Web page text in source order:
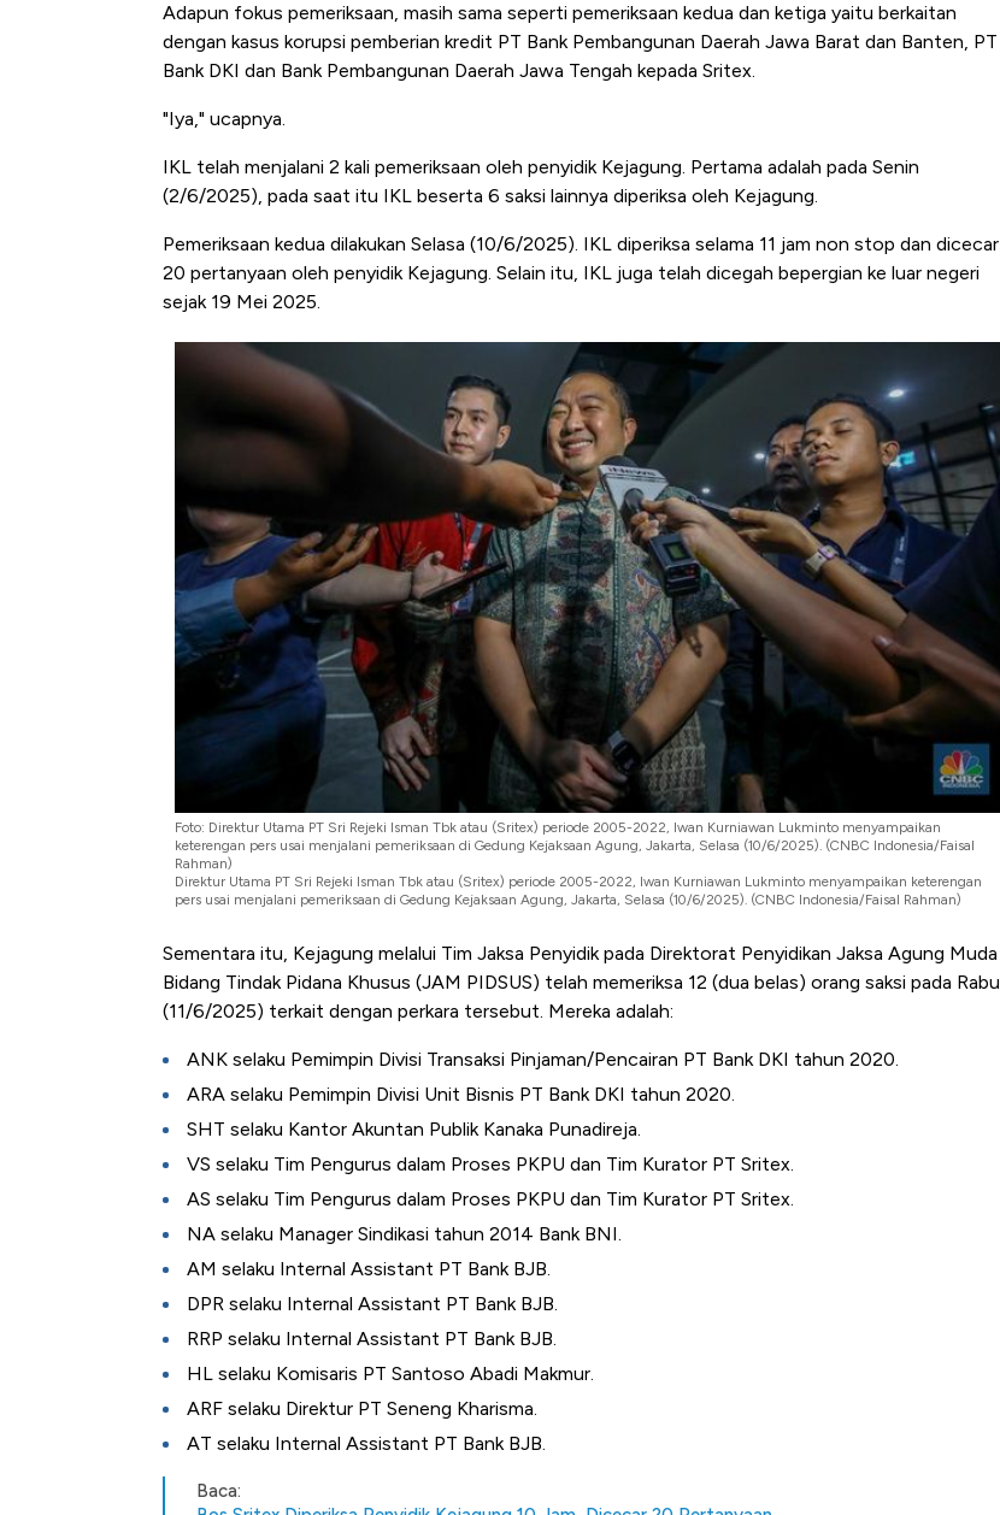
Adapun fokus pemeriksaan, masih sama seperti pemeriksaan kedua dan ketiga yaitu berkaitan
dengan kasus korupsi pemberian kredit PT Bank Pembangunan Daerah Jawa Barat dan Banten, PT
Bank DKI dan Bank Pembangunan Daerah Jawa Tengah kepada Sritex.
"Iya," ucapnya.
IKL telah menjalani 2 kali pemeriksaan oleh penyidik Kejagung. Pertama adalah pada Senin
(2/6/2025), pada saat itu IKL beserta 6 saksi lainnya diperiksa oleh Kejagung.
Pemeriksaan kedua dilakukan Selasa (10/6/2025). IKL diperiksa selama 11 jam non stop dan dicecar
20 pertanyaan oleh penyidik Kejagung. Selain itu, IKL juga telah dicegah bepergian ke luar negeri
sejak 19 Mei 2025.
Foto: Direktur Utama PT Sri Rejeki Isman Tbk atau (Sritex) periode 2005-2022, Iwan Kurniawan Lukminto menyampaikan
keterengan pers usai menjalani pemeriksaan di Gedung Kejaksaan Agung, Jakarta, Selasa (10/6/2025). (CNBC Indonesia/Faisal
Rahman)
Direktur Utama PT Sri Rejeki Isman Tbk atau (Sritex) periode 2005-2022, Iwan Kurniawan Lukminto menyampaikan keterengan
pers usai menjalani pemeriksaan di Gedung Kejaksaan Agung, Jakarta, Selasa (10/6/2025). (CNBC Indonesia/Faisal Rahman)
Sementara itu, Kejagung melalui Tim Jaksa Penyidik pada Direktorat Penyidikan Jaksa Agung Muda
Bidang Tindak Pidana Khusus (JAM PIDSUS) telah memeriksa 12 (dua belas) orang saksi pada Rabu
(11/6/2025) terkait dengan perkara tersebut. Mereka adalah:
ANK selaku Pemimpin Divisi Transaksi Pinjaman/Pencairan PT Bank DKI tahun 2020.
ARA selaku Pemimpin Divisi Unit Bisnis PT Bank DKI tahun 2020.
SHT selaku Kantor Akuntan Publik Kanaka Punadireja.
VS selaku Tim Pengurus dalam Proses PKPU dan Tim Kurator PT Sritex.
AS selaku Tim Pengurus dalam Proses PKPU dan Tim Kurator PT Sritex.
NA selaku Manager Sindikasi tahun 2014 Bank BNI.
AM selaku Internal Assistant PT Bank BJB.
DPR selaku Internal Assistant PT Bank BJB.
RRP selaku Internal Assistant PT Bank BJB.
HL selaku Komisaris PT Santoso Abadi Makmur.
ARF selaku Direktur PT Seneng Kharisma.
AT selaku Internal Assistant PT Bank BJB.
Baca:
Kongo Tutup Keran Ekspor, Harga
Tembaga Terbang ke Zona Berbahaya